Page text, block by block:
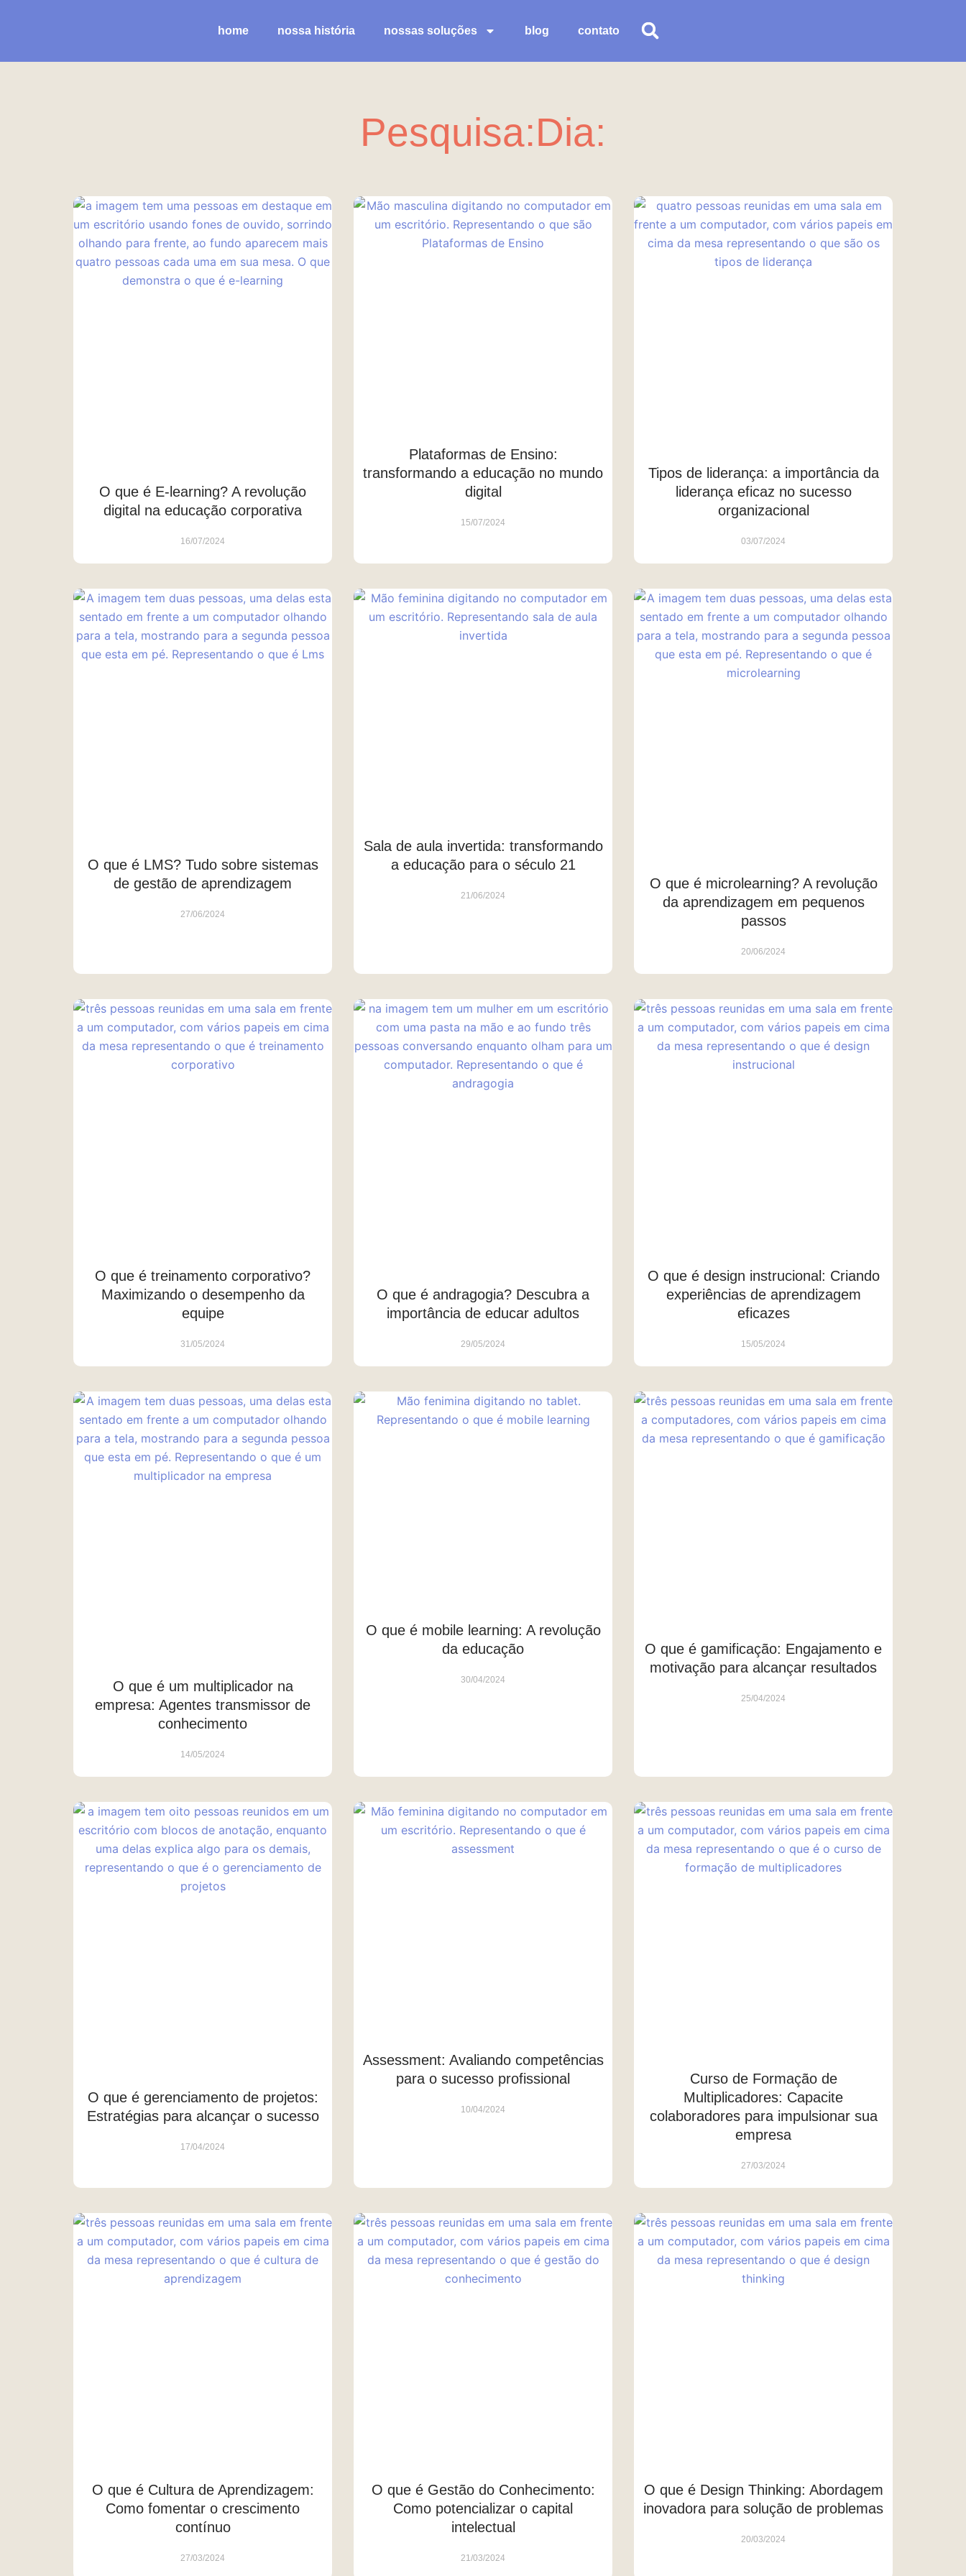
conteúdo
home nossa história nossas soluções blog contato
Pesquisa:Dia:
O que é E-learning? A revolução
digital na educação corporativa
16/07/2024
Plataformas de Ensino:
transformando a educação no mundo
digital
15/07/2024
Tipos de liderança: a importância da
liderança eficaz no sucesso
organizacional
03/07/2024
O que é LMS? Tudo sobre sistemas
de gestão de aprendizagem
27/06/2024
Sala de aula invertida: transformando
a educação para o século 21
21/06/2024
O que é microlearning? A revolução
da aprendizagem em pequenos
passos
20/06/2024
O que é treinamento corporativo?
Maximizando o desempenho da
equipe
31/05/2024
O que é andragogia? Descubra a
importância de educar adultos
29/05/2024
O que é design instrucional: Criando
experiências de aprendizagem
eficazes
15/05/2024
O que é um multiplicador na
empresa: Agentes transmissor de
conhecimento
14/05/2024
O que é mobile learning: A revolução
da educação
30/04/2024
O que é gamificação: Engajamento e
motivação para alcançar resultados
25/04/2024
O que é gerenciamento de projetos:
Estratégias para alcançar o sucesso
17/04/2024
Assessment: Avaliando competências
para o sucesso profissional
10/04/2024
Curso de Formação de
Multiplicadores: Capacite
colaboradores para impulsionar sua
empresa
27/03/2024
O que é Cultura de Aprendizagem:
Como fomentar o crescimento
contínuo
27/03/2024
O que é Gestão do Conhecimento:
Como potencializar o capital
intelectual
21/03/2024
O que é Design Thinking: Abordagem
inovadora para solução de problemas
20/03/2024